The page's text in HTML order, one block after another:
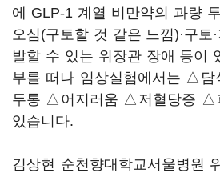
에 GLP-1 계열 비만약의 과량
오심(구토할 것 같은 느낌)·구토
발할 수 있는 위장관 장애 등이
부를 떠나 임상실험에서는 △
두통 △어지러움 △저혈당증 △
있습니다.
김상현 순천향대학교서울병원